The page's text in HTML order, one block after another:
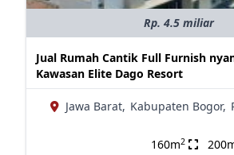
Rp. 4.5 miliar
Jual Rumah Cantik Full Furnish
Kawasan Elite Dago Resort
Jawa Barat, Kabupaten Bogor,
160m2